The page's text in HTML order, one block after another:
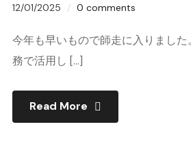
12/01/2025 0 comments
今年も早いもので師走に入りました
務で活用し […]
Read More